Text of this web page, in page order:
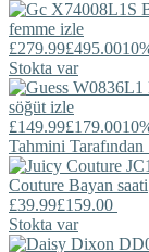
femme izle
£279.99£495.00
Stokta var
söğüt izle
£149.99£179.00
Tahmini
Couture Bayan saati
£39.99£159.00
Stokta var